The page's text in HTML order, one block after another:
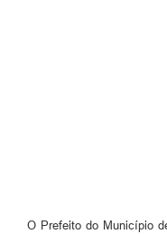
O Prefeito do Município